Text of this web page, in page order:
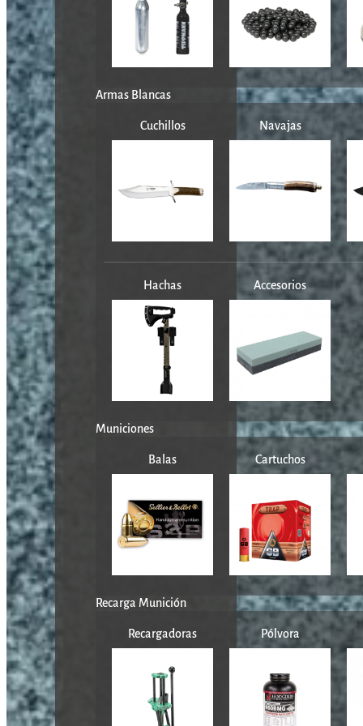
Armas Blancas
Cuchillos Navajas
Hachas Accesorios
Municiones
Balas Cartuchos
Recarga Munición
Recargadoras Pólvora